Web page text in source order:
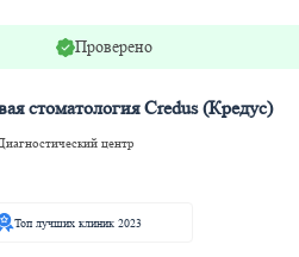
Проверено
стоматология Credus (Кредус)
центр
Топ лучших клиник 2023